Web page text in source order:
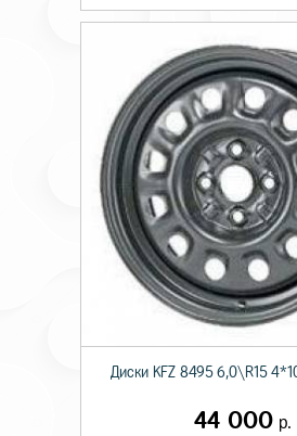
Диски KFZ 8495 6,0\R15
44 000 р.